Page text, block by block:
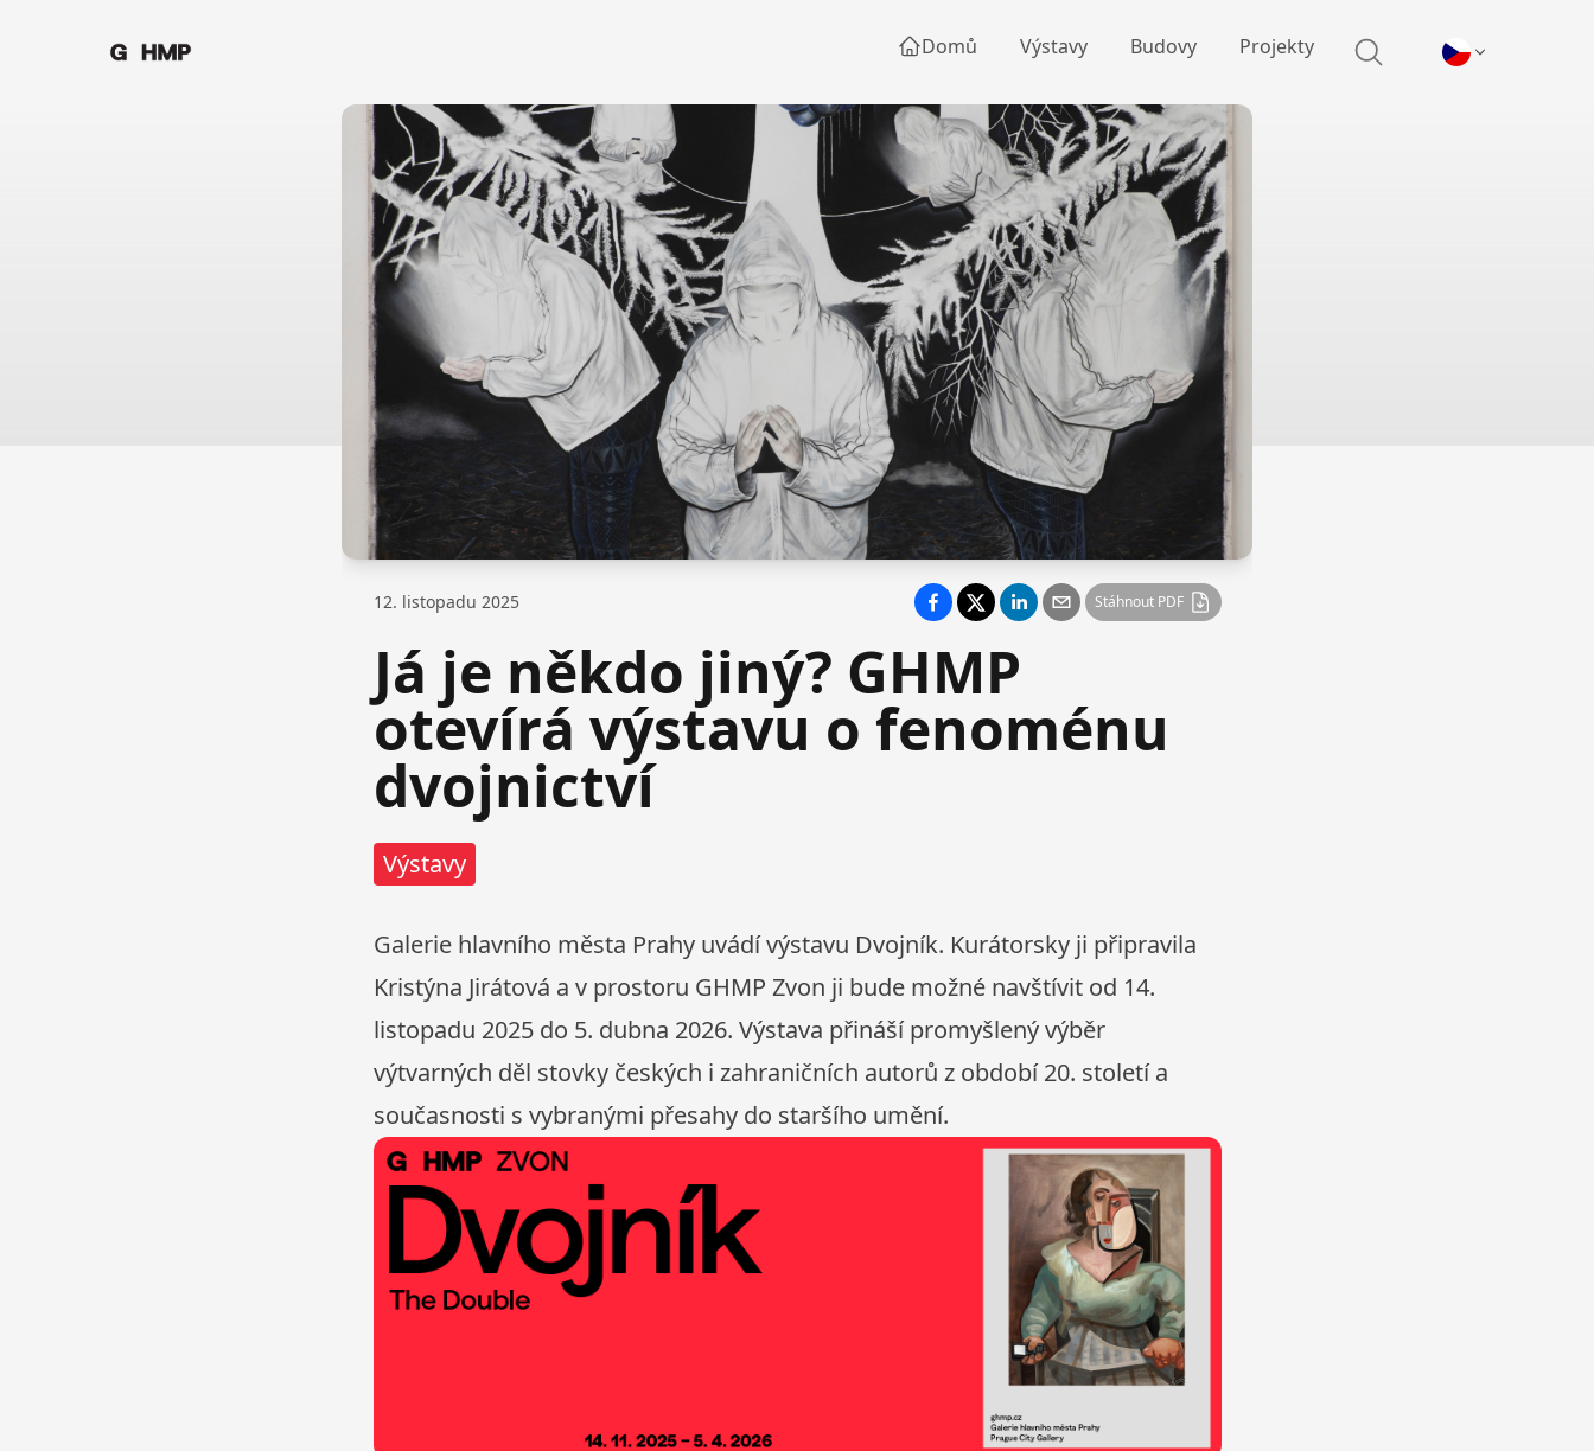
Galerie hlavního města Prahy Domů Výstavy Budovy Projekty
12. listopadu 2025 Stáhnout PDF
Já je někdo jiný? GHMP
otevírá výstavu o fenoménu
dvojnictví
Výstavy
Galerie hlavního města Prahy uvádí výstavu Dvojník. Kurátorsky ji připravila
Kristýna Jirátová a v prostoru GHMP Zvon ji bude možné navštívit od 14.
listopadu 2025 do 5. dubna 2026. Výstava přináší promyšlený výběr
výtvarných děl stovky českých i zahraničních autorů z období 20. století a
současnosti s vybranými přesahy do staršího umění.